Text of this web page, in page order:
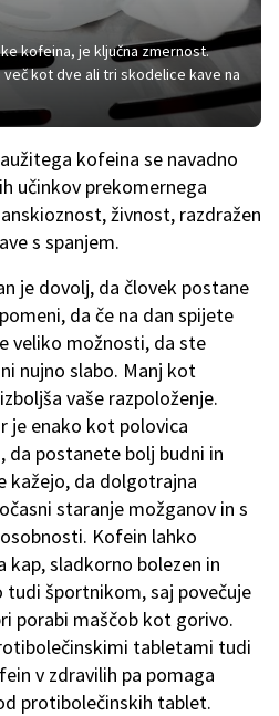
kofeina, je ključna zmernost.
kot dve ali tri skodelice kave na
kofeina se navadno
učinkov prekomernega
živnost, razdražen
s spanjem.
je dovolj, da človek postane
da če na dan spijete
veliko možnosti, da ste
nujno slabo. Manj kot
vaše razpoloženje.
je enako kot polovica
da postanete bolj budni in
kažejo, da dolgotrajna
staranje možganov in s
Kofein lahko
kap, sladkorno bolezen in
športnikom, saj povečuje
porabi maščob kot gorivo.
tabletami tudi
v zdravilih pa pomaga
protibolečinskih tablet.